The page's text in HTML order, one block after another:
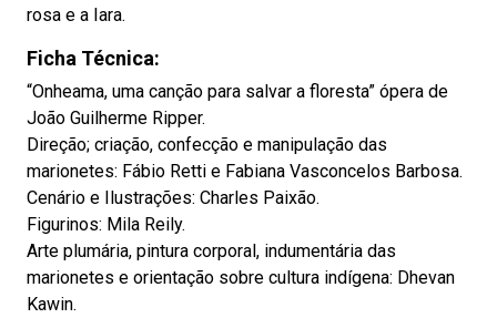
rosa e a Iara.
Ficha Técnica:
“Onheama, uma canção para salvar a floresta” ópera de
João Guilherme Ripper.
Direção; criação, confecção e manipulação das
marionetes: Fábio Retti e Fabiana Vasconcelos Barbosa.
Cenário e Ilustrações: Charles Paixão.
Figurinos: Mila Reily.
Arte plumária, pintura corporal, indumentária das
marionetes e orientação sobre cultura indígena: Dhevan
Kawin.